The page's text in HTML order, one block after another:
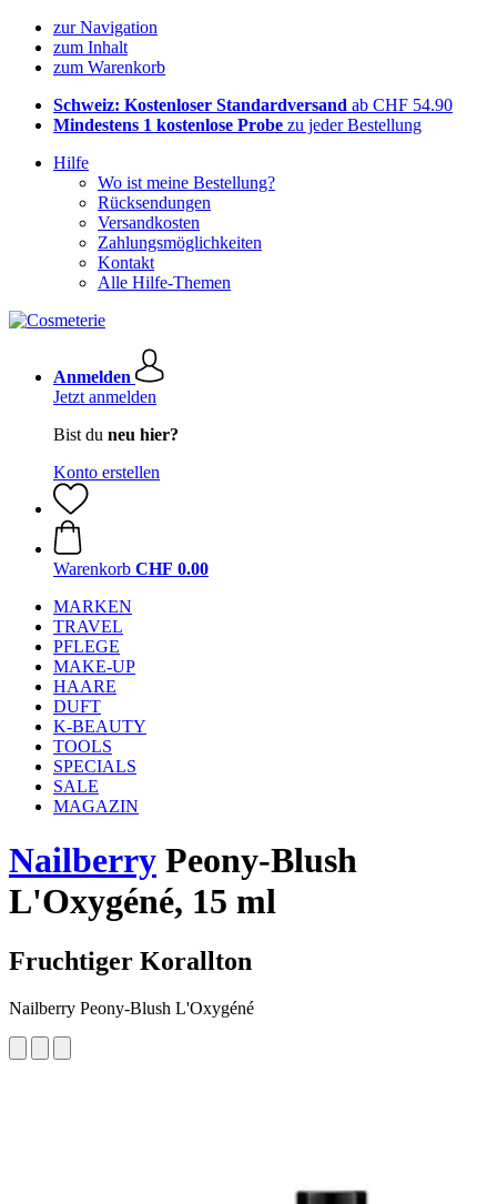
zur Navigation
zum Inhalt
zum Warenkorb
Schweiz: Kostenloser Standardversand ab CHF 54.90
Mindestens 1 kostenlose Probe zu jeder Bestellung
Hilfe
Wo ist meine Bestellung?
Rücksendungen
Versandkosten
Zahlungsmöglichkeiten
Kontakt
Alle Hilfe-Themen
Anmelden
Jetzt anmelden
Bist du neu hier?
Konto erstellen
Warenkorb CHF 0.00
MARKEN
TRAVEL
PFLEGE
MAKE-UP
HAARE
DUFT
K-BEAUTY
TOOLS
SPECIALS
SALE
MAGAZIN
Nailberry Peony-Blush
L'Oxygéné, 15 ml
Fruchtiger Korallton
Nailberry Peony-Blush L'Oxygéné